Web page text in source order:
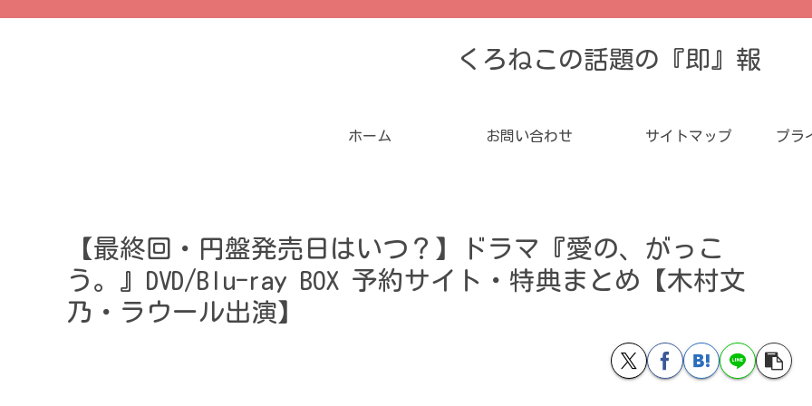
くろねこの話題の『即』報
ホーム お問い合わせ サイトマップ プラ
【最終回・円盤発売日はいつ？】ドラマ『愛の、がっこ
う。』DVD/Blu-ray BOX 予約サイト・特典まとめ【木村文
乃・ラウール出演】